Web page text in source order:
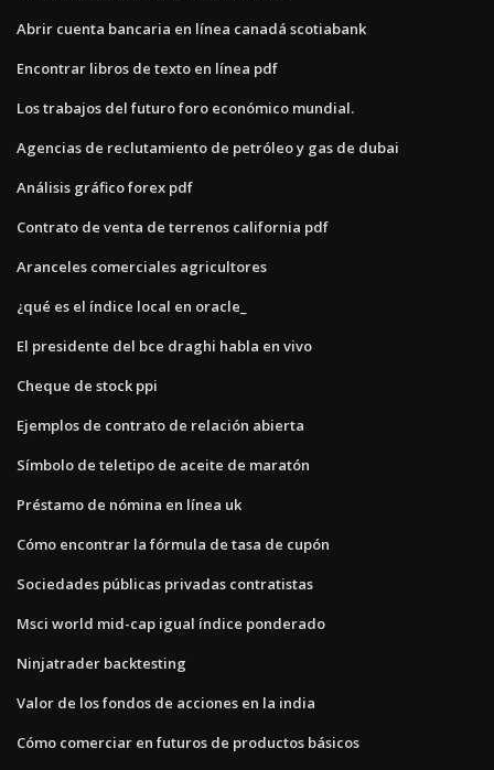
Abrir cuenta bancaria en línea canadá scotiabank
Encontrar libros de texto en línea pdf
Los trabajos del futuro foro económico mundial.
Agencias de reclutamiento de petróleo y gas de dubai
Análisis gráfico forex pdf
Contrato de venta de terrenos california pdf
Aranceles comerciales agricultores
¿qué es el índice local en oracle_
El presidente del bce draghi habla en vivo
Cheque de stock ppi
Ejemplos de contrato de relación abierta
Símbolo de teletipo de aceite de maratón
Préstamo de nómina en línea uk
Cómo encontrar la fórmula de tasa de cupón
Sociedades públicas privadas contratistas
Msci world mid-cap igual índice ponderado
Ninjatrader backtesting
Valor de los fondos de acciones en la india
Cómo comerciar en futuros de productos básicos